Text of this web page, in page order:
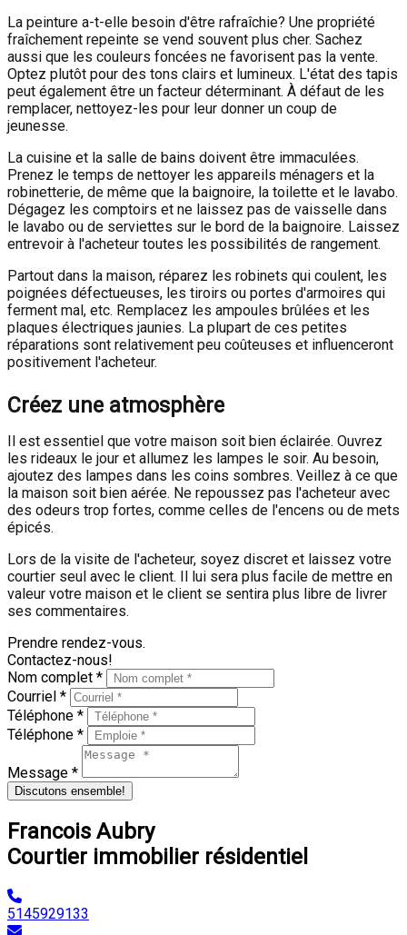
La peinture a-t-elle besoin d'être rafraîchie? Une propriété
fraîchement repeinte se vend souvent plus cher. Sachez
aussi que les couleurs foncées ne favorisent pas la vente.
Optez plutôt pour des tons clairs et lumineux. L'état des tapis
peut également être un facteur déterminant. À défaut de les
remplacer, nettoyez-les pour leur donner un coup de
jeunesse.
La cuisine et la salle de bains doivent être immaculées.
Prenez le temps de nettoyer les appareils ménagers et la
robinetterie, de même que la baignoire, la toilette et le lavabo.
Dégagez les comptoirs et ne laissez pas de vaisselle dans
le lavabo ou de serviettes sur le bord de la baignoire. Laissez
entrevoir à l'acheteur toutes les possibilités de rangement.
Partout dans la maison, réparez les robinets qui coulent, les
poignées défectueuses, les tiroirs ou portes d'armoires qui
ferment mal, etc. Remplacez les ampoules brûlées et les
plaques électriques jaunies. La plupart de ces petites
réparations sont relativement peu coûteuses et influenceront
positivement l'acheteur.
Créez une atmosphère
Il est essentiel que votre maison soit bien éclairée. Ouvrez
les rideaux le jour et allumez les lampes le soir. Au besoin,
ajoutez des lampes dans les coins sombres. Veillez à ce que
la maison soit bien aérée. Ne repoussez pas l'acheteur avec
des odeurs trop fortes, comme celles de l'encens ou de mets
épicés.
Lors de la visite de l'acheteur, soyez discret et laissez votre
courtier seul avec le client. Il lui sera plus facile de mettre en
valeur votre maison et le client se sentira plus libre de livrer
ses commentaires.
Prendre rendez-vous.
Contactez-nous!
Nom complet *
Courriel *
Téléphone *
Téléphone *
Message *
Discutons ensemble!
Francois Aubry
Courtier immobilier résidentiel
5145929133